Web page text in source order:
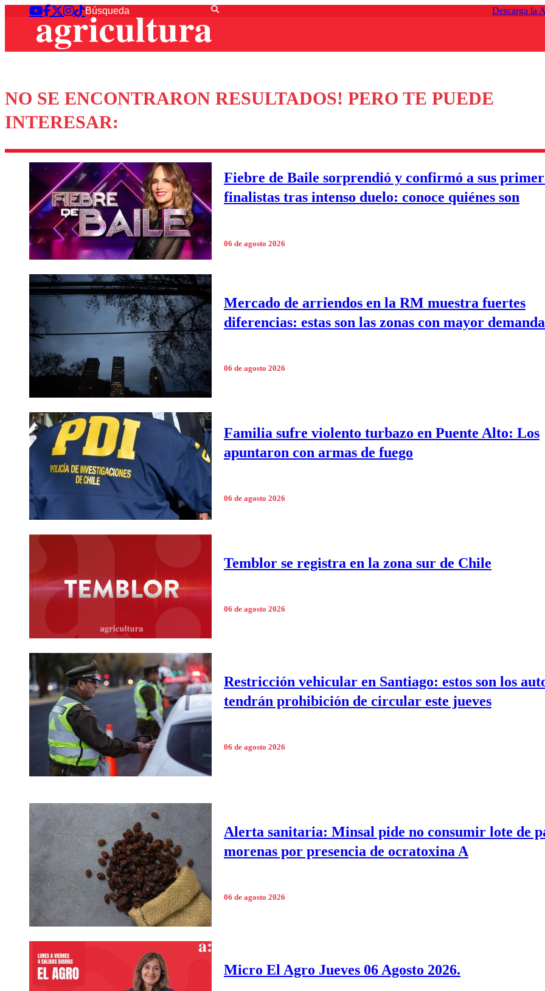
Descarga la
NO SE ENCONTRARON RESULTADOS! PERO TE PUEDE
INTERESAR:
Fiebre de Baile sorprendió y confirmó a sus
finalistas tras intenso duelo: conoce quiénes son
06 de agosto 2026
Mercado de arriendos en la RM muestra fuertes
diferencias: estas son las zonas con mayor demanda
06 de agosto 2026
Familia sufre violento turbazo en Puente Alto: Los
apuntaron con armas de fuego
06 de agosto 2026
Temblor se registra en la zona sur de Chile
06 de agosto 2026
Restricción vehicular en Santiago: estos son los
tendrán prohibición de circular este jueves
06 de agosto 2026
Alerta sanitaria: Minsal pide no consumir lote de
morenas por presencia de ocratoxina A
06 de agosto 2026
Micro El Agro Jueves 06 Agosto 2026.